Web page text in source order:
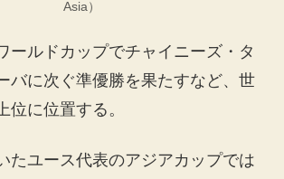
Asia）
ールドカップでチャイニーズ・タ
バに次ぐ準優勝を果たすなど、世
位に位置する。
たユース代表のアジアカップでは